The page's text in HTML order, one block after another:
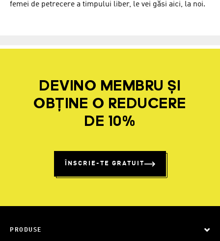
femei de petrecere a timpului liber, le vei găsi aici, la noi.
DEVINO MEMBRU ȘI
OBȚINE O REDUCERE
DE 10%
ÎNSCRIE-TE GRATUIT
PRODUSE